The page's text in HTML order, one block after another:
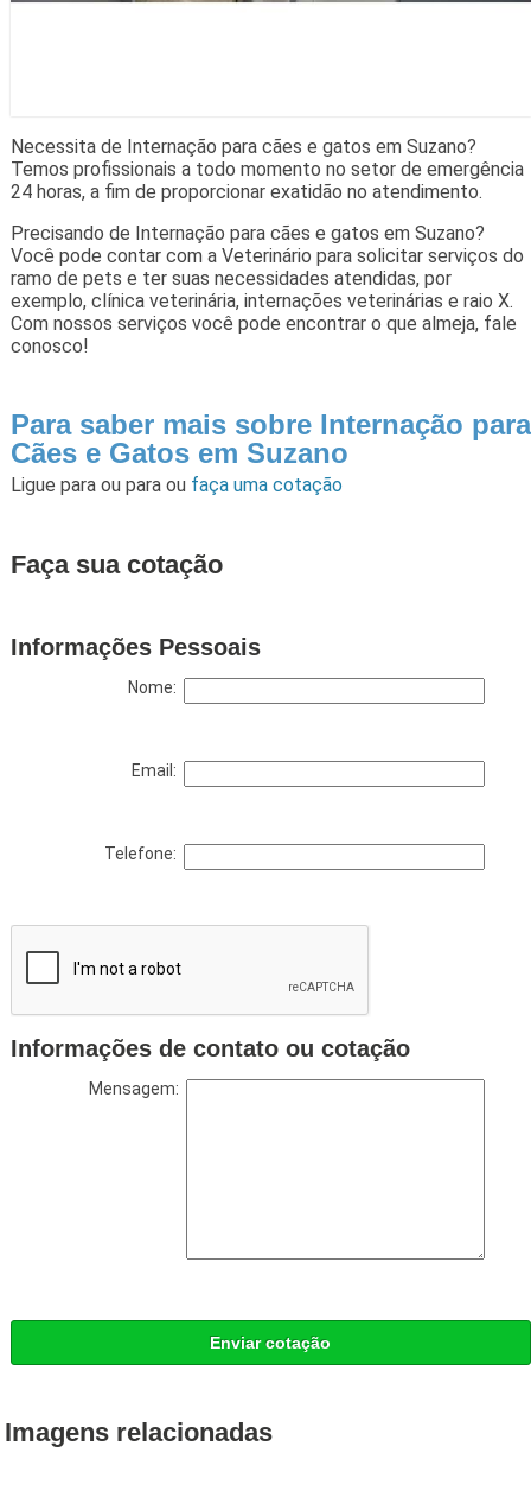
Necessita de Internação para cães e gatos em Suzano?
Temos profissionais a todo momento no setor de emergência
24 horas, a fim de proporcionar exatidão no atendimento.
Precisando de Internação para cães e gatos em Suzano?
Você pode contar com a Veterinário para solicitar serviços do
ramo de pets e ter suas necessidades atendidas, por
exemplo, clínica veterinária, internações veterinárias e raio X.
Com nossos serviços você pode encontrar o que almeja, fale
conosco!
Para saber mais sobre Internação para
Cães e Gatos em Suzano
Ligue para ou para ou faça uma cotação
Faça sua cotação
Informações Pessoais
Nome:
Email:
Telefone:
Informações de contato ou cotação
Mensagem:
Enviar cotação
Imagens relacionadas